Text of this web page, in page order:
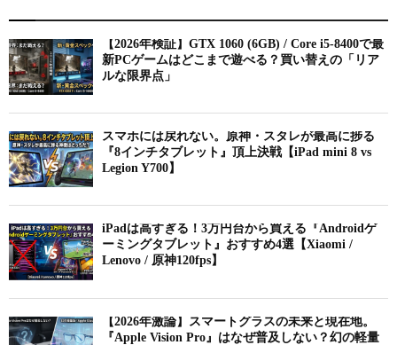
【2026年検証】GTX 1060 (6GB) / Core i5-8400で最
新PCゲームはどこまで遊べる？買い替えの「リア
ルな限界点」
スマホには戻れない。原神・スタレが最高に捗る
『8インチタブレット』頂上決戦【iPad mini 8 vs
Legion Y700】
iPadは高すぎる！3万円台から買える『Androidゲ
ーミングタブレット』おすすめ4選【Xiaomi /
Lenovo / 原神120fps】
【2026年激論】スマートグラスの未来と現在地。
『Apple Vision Pro』はなぜ普及しない？幻の軽量